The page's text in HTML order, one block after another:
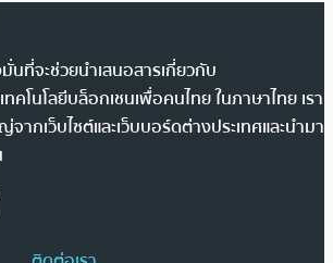
นที่จะช่วยนำเสนอสารเกี่ยวกับ
คโนโลยีบล็อกเชนเพื่อคนไทย ในภาษาไทย เรา
ากเว็บไซต์และเว็บบอร์ดต่างประเทศและนำมา